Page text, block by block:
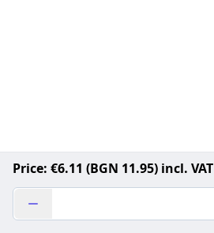
Price: €6.11 (BGN 11.95) incl. VAT